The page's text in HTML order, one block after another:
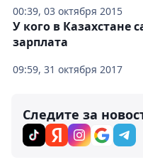
00:39, 03 октября 2015
09:59, 31 октября 2017
У кого в Казахстане
зарплата
Следите за